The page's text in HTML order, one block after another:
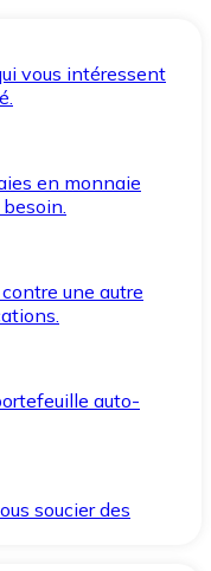
vous intéressent
en monnaie
une autre
auto-
soucier des